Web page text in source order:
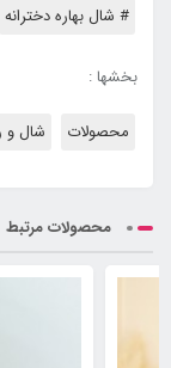
# شال بهاره دخترانه
بخشها :
محصولات شال و
محصولات مرتبط